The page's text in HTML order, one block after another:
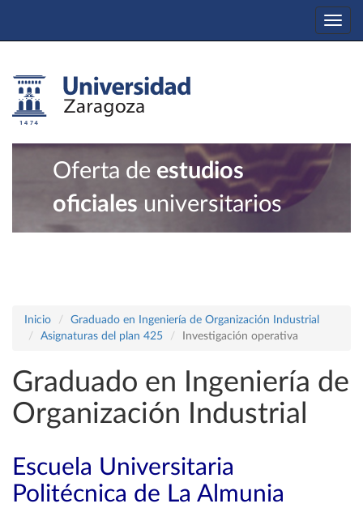
Oferta de estudios
oficiales universitarios
Inicio
Graduado en Ingeniería de Organización Industrial
Asignaturas del plan 425
Investigación operativa
Graduado en Ingeniería de
Organización Industrial
Escuela Universitaria
Politécnica de La Almunia